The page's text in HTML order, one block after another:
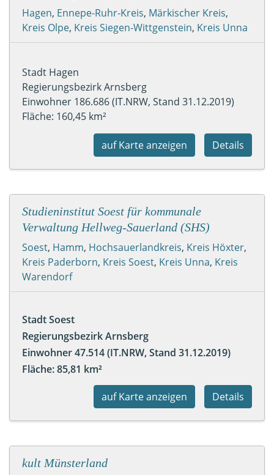
Hagen, Ennepe-Ruhr-Kreis, Märkischer Kreis,
Kreis Olpe, Kreis Siegen-Wittgenstein, Kreis Unna
Stadt Hagen
Regierungsbezirk Arnsberg
Einwohner 186.686 (IT.NRW, Stand 31.12.2019)
Fläche: 160,45 km²
Details
auf Karte anzeigen
Studieninstitut Soest für kommunale
Verwaltung Hellweg-Sauerland (SHS)
Soest, Hamm, Hochsauerlandkreis, Kreis Höxter,
Kreis Paderborn, Kreis Soest, Kreis Unna, Kreis
Warendorf
Stadt Soest
Regierungsbezirk Arnsberg
Einwohner 47.514 (IT.NRW, Stand 31.12.2019)
Fläche: 85,81 km²
Details
auf Karte anzeigen
kult Münsterland